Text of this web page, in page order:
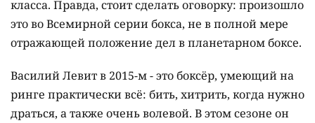
класса. Правда, стоит сделать оговорку: произошло
это во Всемирной серии бокса, не в полной мере
отражающей положение дел в планетарном боксе.
Василий Левит в 2015-м - это боксёр, умеющий на
ринге практически всё: бить, хитрить, когда нужно
драться, а также очень волевой. В этом сезоне он